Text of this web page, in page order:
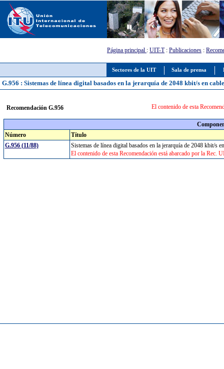
Sectores de la UIT Sala de prensa
Página principal : UIT-T: Publicaciones :
G.956 : Sistemas de línea digital basados en la jerarquía de 2048 kbit/s en
Recomendación G.956 El contenido de esta
Número
Título
G.956 (11/88)
Sistemas de línea digital basados en la jerarquía de 2048 kbit/s
El contenido de esta Recomendación está abarcado por la Rec.